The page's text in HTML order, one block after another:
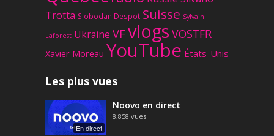
Trotta Slobodan Despot Suisse Sylvain
Laforest Ukraine VFvlogs VOSTFR
Xavier Moreau YouTube États-Unis
Les plus vues
En direct
Noovo en direct
8,858 vues